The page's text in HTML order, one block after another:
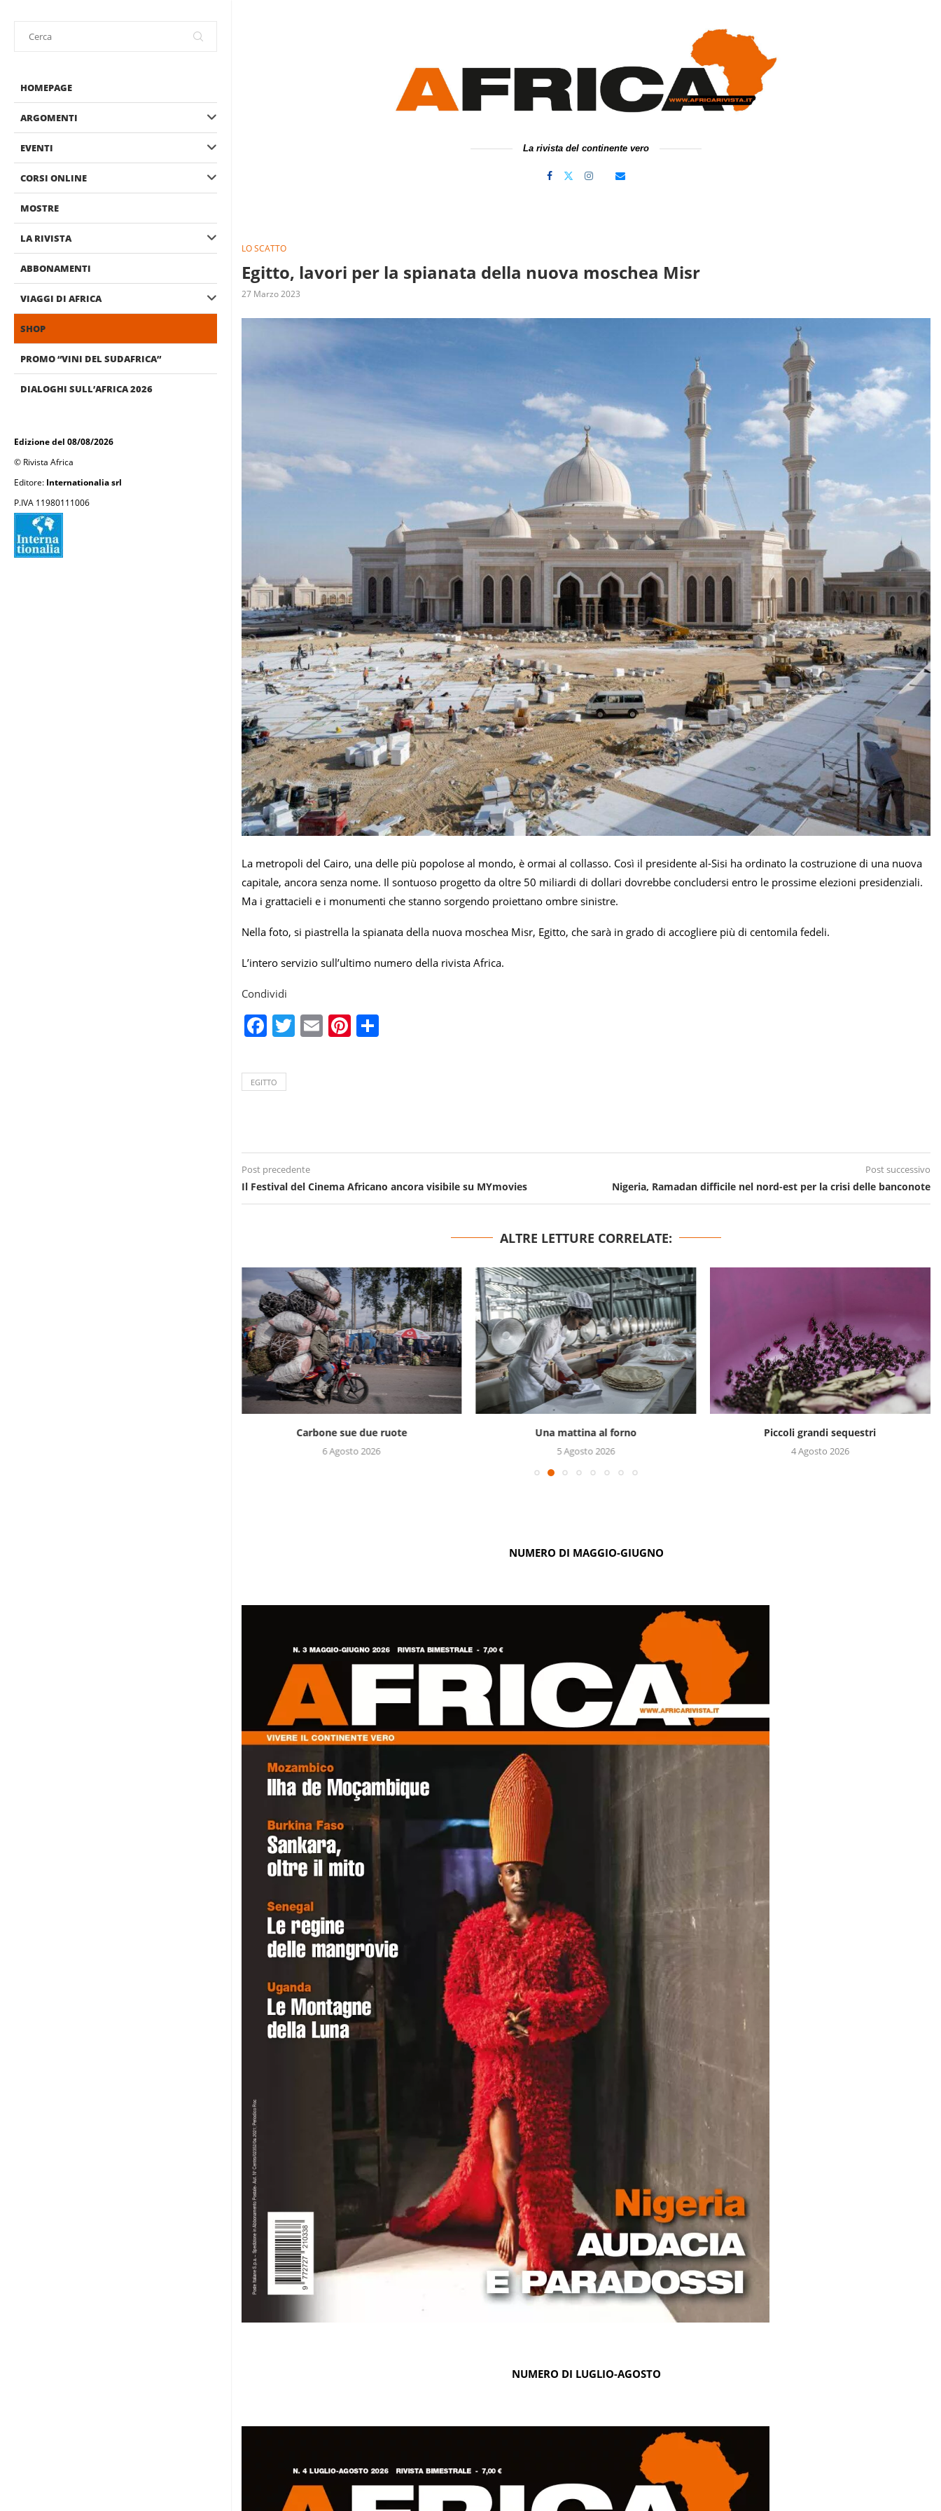
HOMEPAGE
ARGOMENTI
EVENTI
CORSI ONLINE
MOSTRE
LA RIVISTA
ABBONAMENTI
VIAGGI DI AFRICA
SHOP
PROMO “VINI DEL SUDAFRICA”
DIALOGHI SULL’AFRICA 2026
Edizione del 08/08/2026
© Rivista Africa
Editore: Internationalia srl
P.IVA 11980111006
La rivista del continente vero
LO SCATTO
Egitto, lavori per la spianata della nuova moschea Misr
27 Marzo 2023
La metropoli del Cairo, una delle più popolose al mondo, è ormai al collasso. Così il presidente al-Sisi ha ordinato la costruzione di una nuova
capitale, ancora senza nome. Il sontuoso progetto da oltre 50 miliardi di dollari dovrebbe concludersi entro le prossime elezioni presidenziali.
Ma i grattacieli e i monumenti che stanno sorgendo proiettano ombre sinistre.
Nella foto, si piastrella la spianata della nuova moschea Misr, Egitto, che sarà in grado di accogliere più di centomila fedeli.
L’intero servizio sull’ultimo numero della rivista Africa.
Condividi
Facebook
Twitter
EmailPinterest
EGITTO
Post precedente
Il Festival del Cinema Africano ancora visibile su MYmovies
Post successivo
Nigeria, Ramadan difficile nel nord-est per la crisi delle banconote
ALTRE LETTURE CORRELATE:
Carbone sue due ruote
6 Agosto 2026
Una mattina al forno
5 Agosto 2026
Piccoli grandi sequestri
4 Agosto 2026
NUMERO DI MAGGIO-GIUGNO
NUMERO DI LUGLIO-AGOSTO